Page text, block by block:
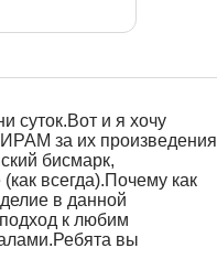
суток.Вот и я хочу
за их произведения
бисмарк,
всегда).Почему как
в данной
к любим
вы